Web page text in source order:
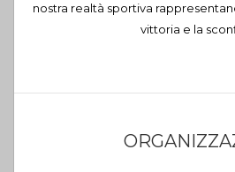
nostra realtà sportiva
vittoria e la